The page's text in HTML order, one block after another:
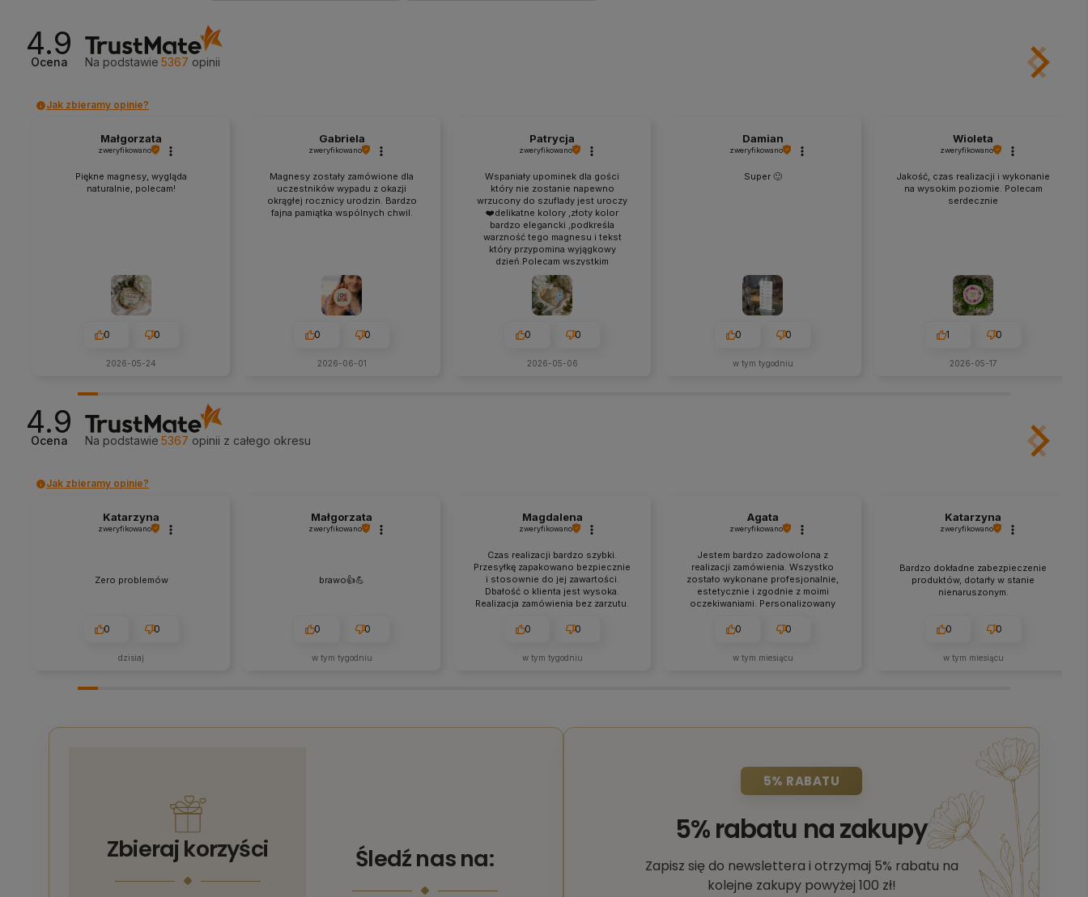
4.9
Ocena Na podstawie 5367 opinii
Jak zbieramy opinie?
Małgorzata
zweryfikowano
Piękne magnesy, wygląda
naturalnie, polecam!
0 0
2026-05-24
Gabriela
zweryfikowano
Magnesy zostały zamówione dla
uczestników wypadu z okazji
okrągłej rocznicy urodzin. Bardzo
fajna pamiątka wspólnych chwil.
0 0
2026-06-01
Patrycja
zweryfikowano
Wspaniały upominek dla gości
który nie zostanie napewno
wrzucony do szuflady jest uroczy
❤️delikatne kolory ,złoty kolor
bardzo elegancki ,podkreśla
warzność tego magnesu i tekst
który przypomina wyjągkowy
dzień.Polecam wszystkim
0 0
2026-05-06
Damian
zweryfikowano
Super 🙂
0 0
w tym tygodniu
Wioleta
zweryfikowano
Jakość, czas realizacji i wykonanie
na wysokim poziomie. Polecam
serdecznie
1 0
2026-05-17
4.9
Ocena Na podstawie 5367 opinii z całego okresu
Jak zbieramy opinie?
Katarzyna
zweryfikowano
Zero problemów
0 0
dzisiaj
Małgorzata
zweryfikowano
brawo👍️💪
0 0
w tym tygodniu
Magdalena
zweryfikowano
Czas realizacji bardzo szybki.
Przesyłkę zapakowano bezpiecznie
i stosownie do jej zawartości.
Dbałość o klienta jest wysoka.
Realizacja zamówienia bez zarzutu.
0 0
w tym tygodniu
Agata
zweryfikowano
Jestem bardzo zadowolona z
realizacji zamówienia. Wszystko
zostało wykonane profesjonalnie,
estetycznie i zgodnie z moimi
oczekiwaniami. Personalizowany
działa bez zarzutu. Polecam z
0 0
w tym miesiącu
Katarzyna
zweryfikowano
Bardzo dokładne zabezpieczenie
produktów, dotarły w stanie
nienaruszonym.
0 0
w tym miesiącu
Zbieraj korzyści Śledź nas na:
5% RABATU
5% rabatu na zakupy
Zapisz się do newslettera i otrzymaj 5% rabatu na
kolejne zakupy powyżej 100 zł!